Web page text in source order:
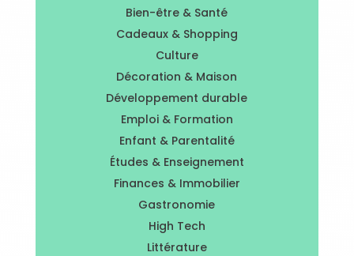
Bien-être & Santé
Cadeaux & Shopping
Culture
Décoration & Maison
Développement durable
Emploi & Formation
Enfant & Parentalité
Études & Enseignement
Finances & Immobilier
Gastronomie
High Tech
Littérature